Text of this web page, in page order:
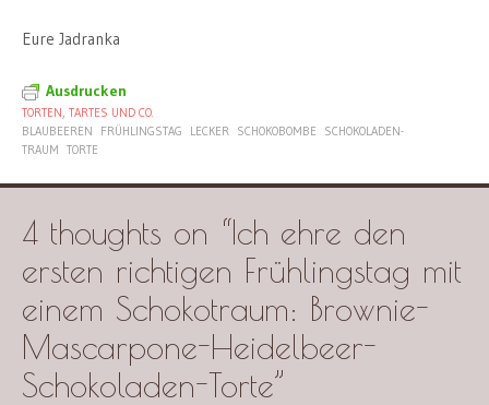
Eure Jadranka
Ausdrucken
TORTEN, TARTES UND CO.
BLAUBEEREN
FRÜHLINGSTAG LECKER SCHOKOBOMBE
SCHOKOLADEN-
TRAUM TORTE
4 thoughts on “Ich ehre den
ersten richtigen Frühlingstag mit
einem Schokotraum: Brownie-
Mascarpone-Heidelbeer-
Schokoladen-Torte”